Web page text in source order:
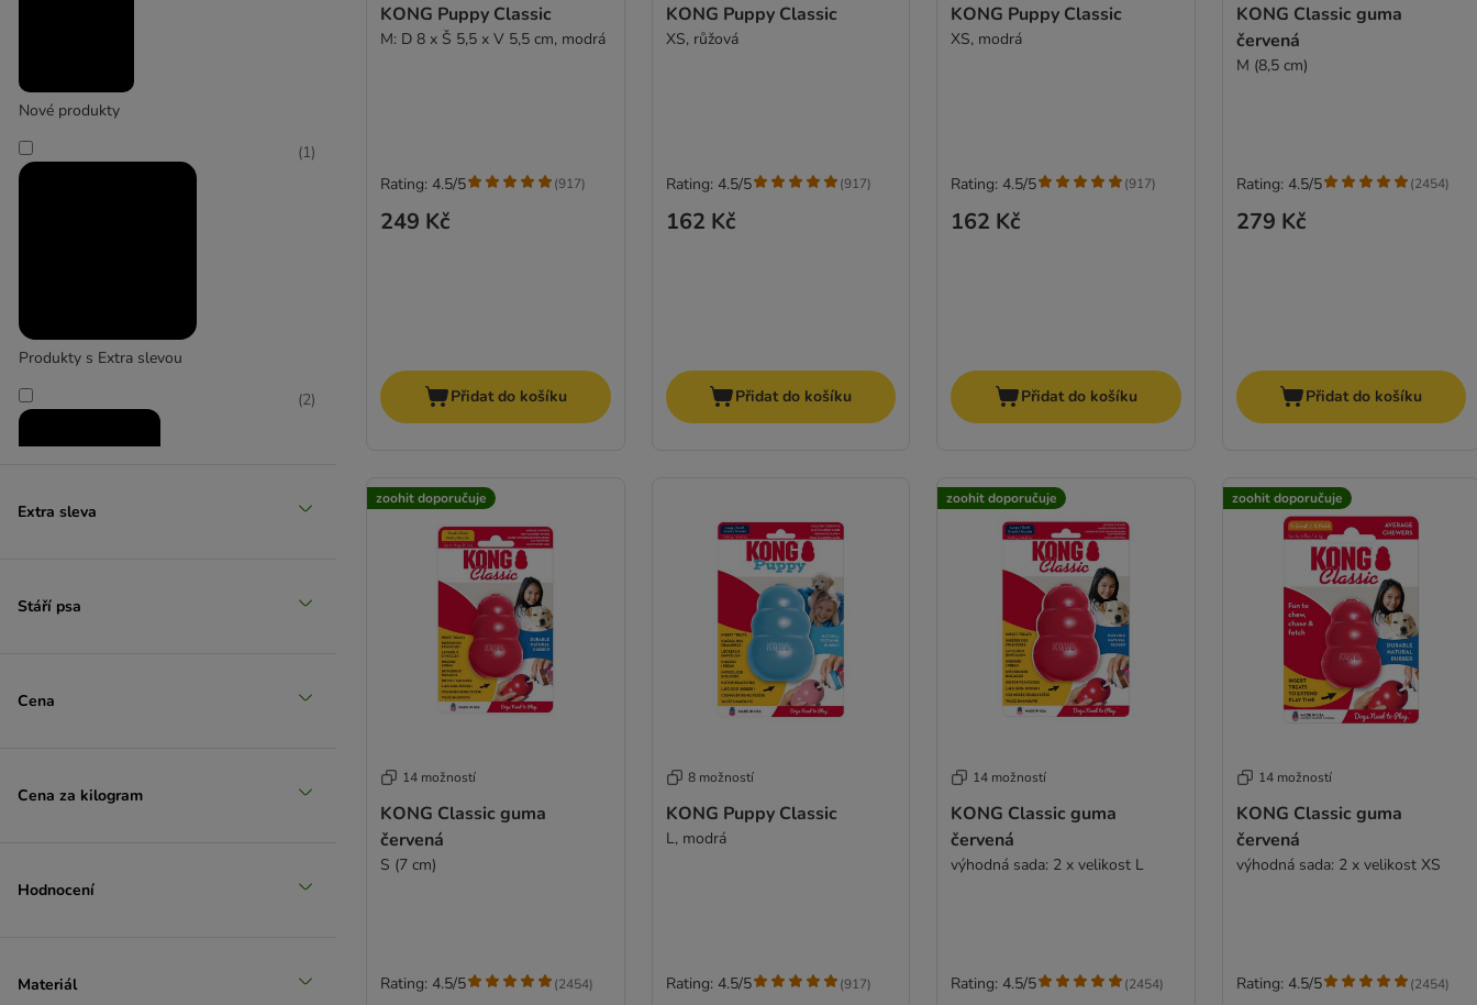
Nové produkty
Produkty s Extra slevou
(1)
(2)
24
Extra sleva
Stáří psa
Cena
Cena za kilogram
Hodnocení
Materiál
KONG Puppy Classic
M: D 8 x Š 5,5 x V 5,5 cm, modrá
249 Kč
Rating: 4.5/5 (917)
Přidat do košíku
KONG Puppy Classic
XS, růžová
162 Kč
Rating: 4.5/5 (917)
Přidat do košíku
KONG Puppy Classic
XS, modrá
162 Kč
Rating: 4.5/5 (917)
Přidat do košíku
KONG Classic guma
červená
M (8,5 cm)
279 Kč
Rating: 4.5/5 (2454)
Přidat do košíku
zoohit doporučuje
14 možností
KONG Classic guma
červená
S (7 cm)
Rating: 4.5/5 (2454)
8 možností
KONG Puppy Classic
L, modrá
Rating: 4.5/5 (917)
zoohit doporučuje
14 možností
KONG Classic guma
červená
výhodná sada: 2 x velikost L
Rating: 4.5/5 (2454)
zoohit doporučuje
14 možností
KONG Classic guma
červená
výhodná sada: 2 x velikost XS
Rating: 4.5/5 (2454)